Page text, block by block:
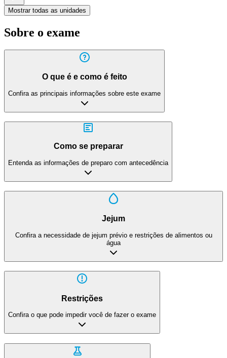
Mostrar todas as unidades
Sobre o exame
O que é e como é feito
Confira as principais informações sobre este exame
Como se preparar
Entenda as informações de preparo com antecedência
Jejum
Confira a necessidade de jejum prévio e restrições de alimentos ou
água
Restrições
Confira o que pode impedir você de fazer o exame